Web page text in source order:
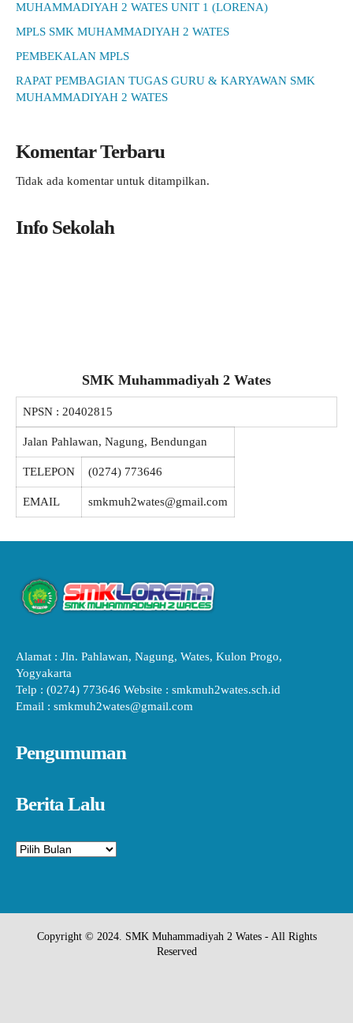
MUHAMMADIYAH 2 WATES UNIT 1 (LORENA)
MPLS SMK MUHAMMADIYAH 2 WATES
PEMBEKALAN MPLS
RAPAT PEMBAGIAN TUGAS GURU & KARYAWAN SMK
MUHAMMADIYAH 2 WATES
Komentar Terbaru
Tidak ada komentar untuk ditampilkan.
Info Sekolah
SMK Muhammadiyah 2 Wates
NPSN : 20402815
Jalan Pahlawan, Nagung, Bendungan
TELEPON (0274) 773646
EMAIL smkmuh2wates@gmail.com
Alamat : Jln. Pahlawan, Nagung, Wates, Kulon Progo,
Yogyakarta
Telp : (0274) 773646 Website : smkmuh2wates.sch.id
Email : smkmuh2wates@gmail.com
Pengumuman
Berita Lalu
Arsip
Copyright © 2024. SMK Muhammadiyah 2 Wates - All Rights
Reserved